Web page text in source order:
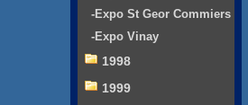
-Expo St Geor Commiers
-Expo Vinay
1998
1999